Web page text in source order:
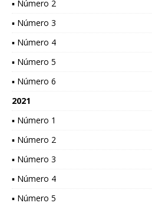
▪ Número 2
▪ Número 3
▪ Número 4
▪ Número 5
▪ Número 6
2021
▪ Número 1
▪ Número 2
▪ Número 3
▪ Número 4
▪ Número 5